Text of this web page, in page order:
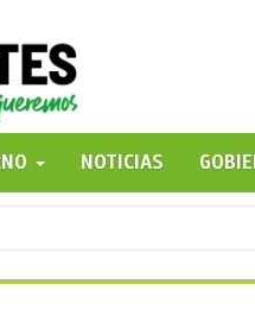
NOTICIAS